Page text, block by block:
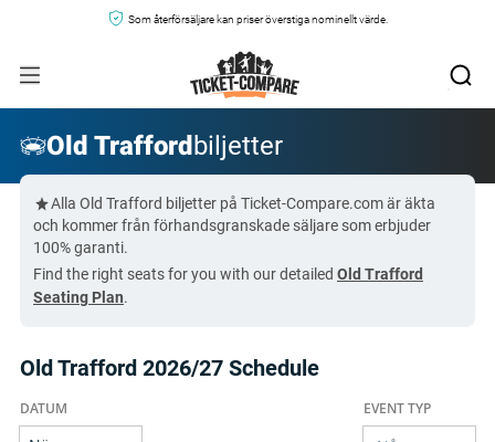
Som återförsäljare kan priser överstiga nominellt värde.
Old Trafford biljetter
Alla Old Trafford biljetter på Ticket-Compare.com är äkta
och kommer från förhandsgranskade säljare som erbjuder
100% garanti.
Find the right seats for you with our detailed Old Trafford
Seating Plan.
Old Trafford 2026/27 Schedule